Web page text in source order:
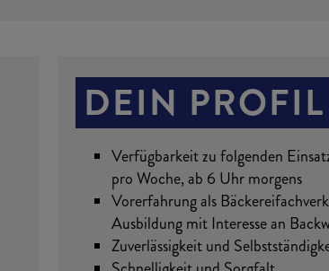
DEIN PROFIL
Verfügbarkeit zu folgenden
pro Woche, ab 6 Uhr morgens
Vorerfahrung als
Ausbildung mit Interesse an
Zuverlässigkeit und